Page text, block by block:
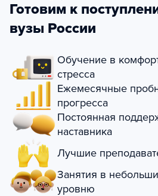
Готовим к
вузы России
Обучение в
стресса
Ежемесячные
прогресса
Постоянная
наставника
Лучшие
Занятия в
уровню